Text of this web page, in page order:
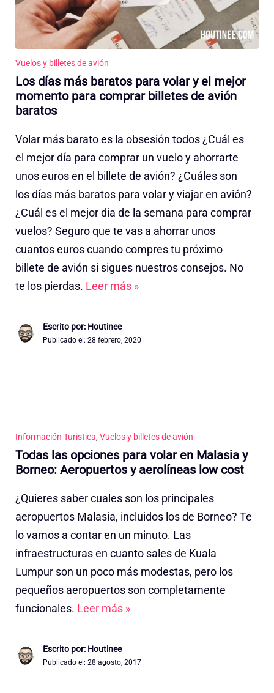
Vuelos y billetes de avión
Los días más baratos para volar y el mejor
momento para comprar billetes de avión
baratos
Volar más barato es la obsesión todos ¿Cuál es
el mejor día para comprar un vuelo y ahorrarte
unos euros en el billete de avión? ¿Cuáles son
los días más baratos para volar y viajar en avión?
¿Cuál es el mejor dia de la semana para comprar
vuelos? Seguro que te vas a ahorrar unos
cuantos euros cuando compres tu próximo
billete de avión si sigues nuestros consejos. No
te los pierdas. Leer más »
Escrito por: Houtinee
Publicado el: 28 febrero, 2020
Información Turistica,Vuelos y billetes de avión
Todas las opciones para volar en Malasia y
Borneo: Aeropuertos y aerolíneas low cost
¿Quieres saber cuales son los principales
aeropuertos Malasia, incluidos los de Borneo? Te
lo vamos a contar en un minuto. Las
infraestructuras en cuanto sales de Kuala
Lumpur son un poco más modestas, pero los
pequeños aeropuertos son completamente
funcionales. Leer más »
Escrito por: Houtinee
Publicado el: 28 agosto, 2017